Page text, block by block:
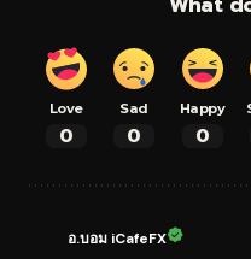
Love
0
Sad
0
Happy
0
อ.บอม iCafeFX